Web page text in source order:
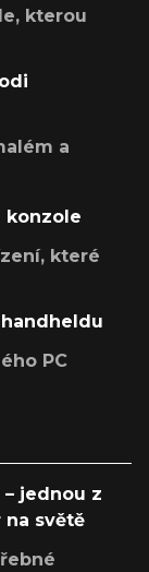
kterou
a
konzole
které
handheldu
PC
jednou z
světě